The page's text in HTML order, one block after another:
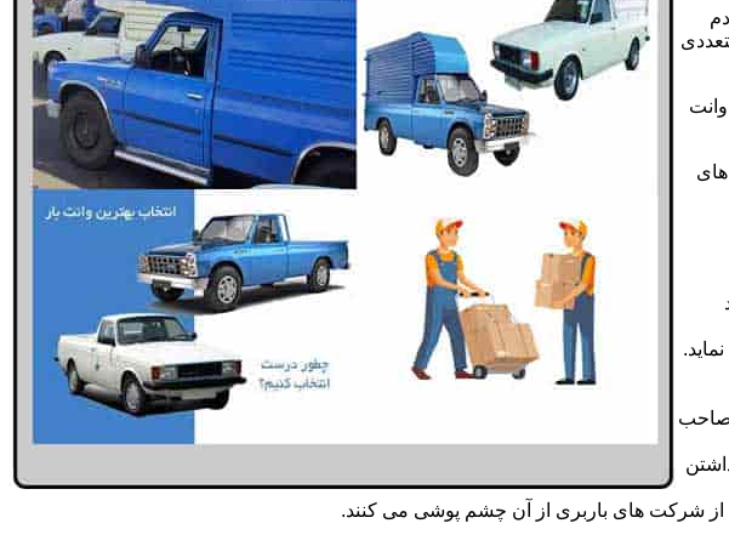
صاحب
از شرکت های باربری از آن چشم پوشی می کنند.